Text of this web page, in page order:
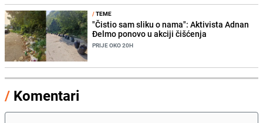
/TEME
"Čistio sam sliku o nama": Aktivista Adnan
Đelmo ponovo u akciji čišćenja
PRIJE OKO 20H
/ Komentari